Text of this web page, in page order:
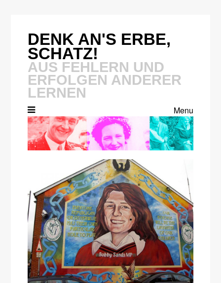
DENK AN'S ERBE,
SCHATZ!
AUS FEHLERN UND
ERFOLGEN ANDERER
LERNEN
Menu